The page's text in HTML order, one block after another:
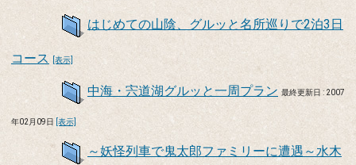
はじめての山陰、グルッと名所巡りで2泊3日
コース [表示]
中海・宍道湖グルッと一周プラン 最終更新日 : 2007
年02月09日 [表示]
～妖怪列車で鬼太郎ファミリーに遭遇～水木